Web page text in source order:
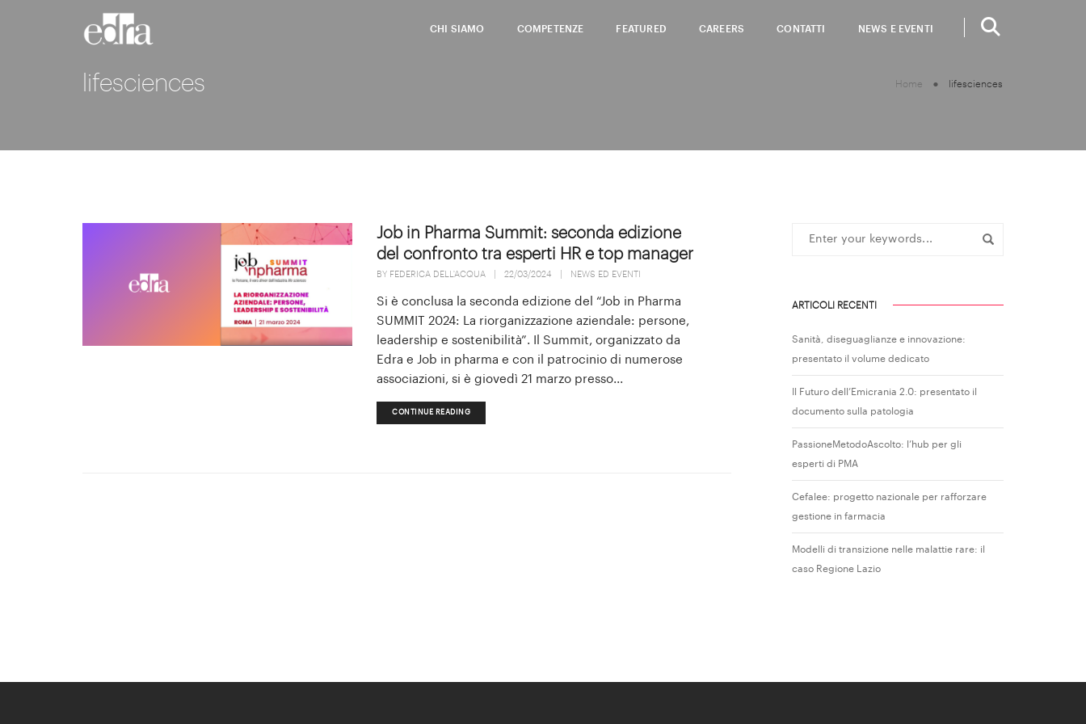
CHI SIAMO COMPETENZE FEATURED CAREERS CONTATTI NEWS E EVENTI
lifesciences Home lifesciences
Job in Pharma Summit: seconda edizione
del confronto tra esperti HR e top manager
BY FEDERICA DELL'ACQUA 22/03/2024 NEWS ED EVENTI
Si è conclusa la seconda edizione del “Job in Pharma
SUMMIT 2024: La riorganizzazione aziendale: persone,
leadership e sostenibilità”. Il Summit, organizzato da
Edra e Job in pharma e con il patrocinio di numerose
associazioni, si è giovedì 21 marzo presso...
CONTINUE READING
ARTICOLI RECENTI
Sanità, diseguaglianze e innovazione:
presentato il volume dedicato
Il Futuro dell’Emicrania 2.0: presentato il
documento sulla patologia
PassioneMetodoAscolto: l’hub per gli
esperti di PMA
Cefalee: progetto nazionale per rafforzare
gestione in farmacia
Modelli di transizione nelle malattie rare: il
caso Regione Lazio